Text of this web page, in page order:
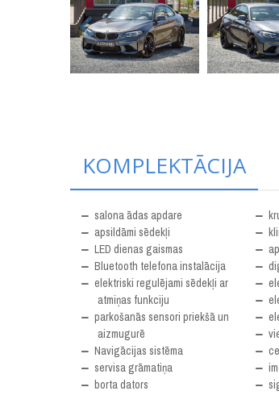
KOMPLEKTĀCIJA
salona ādas apdare
apsildāmi sēdekļi
LED dienas gaismas
Bluetooth telefona instalācija
elektriski regulējami sēdekļi ar
atmiņas funkciju
parkošanās sensori priekšā un
aizmugurē
Navigācijas sistēma
servisa grāmatiņa
borta dators